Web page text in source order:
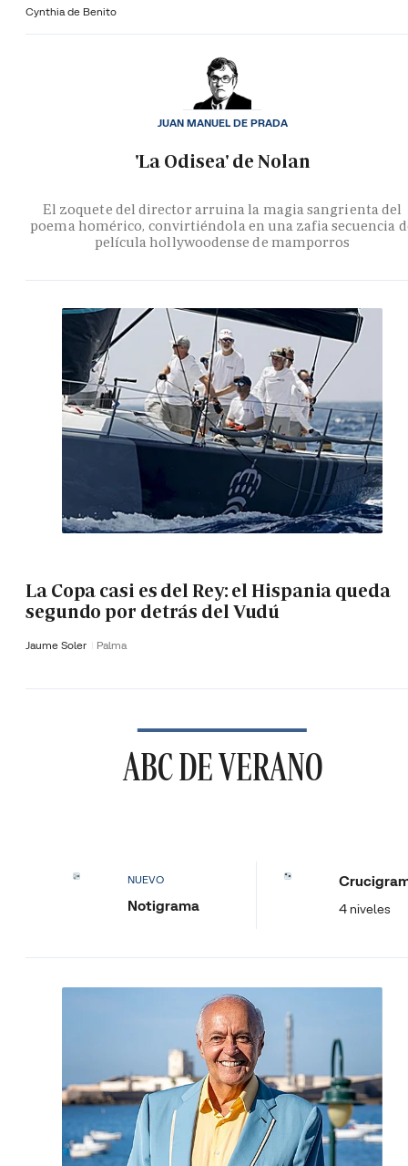
Cynthia de Benito
'La Odisea' de Nolan
El zoquete del director arruina la magia sangrienta del
poema homérico, convirtiéndola en una zafia secuencia
película hollywoodense de mamporros
JUAN MANUEL DE PRADA
La Copa casi es del Rey: el Hispania queda
segundo por detrás del Vudú
Jaume Soler Palma
ABC DE VERANO
NUEVO
Notigrama 4 niveles